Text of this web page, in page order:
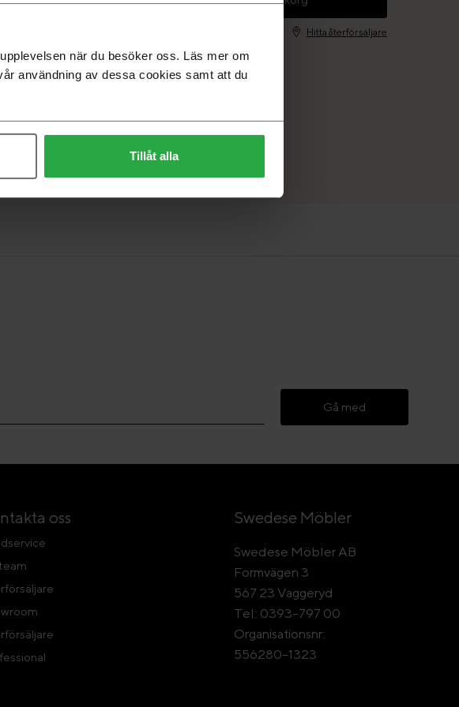
när du besöker oss. Läs mer om
användning av dessa cookies samt att du
Tillåt alla
Hitta återförsäljare
Gå med
oss Swedese Möbler
Swedese Möbler AB
Formvägen 3
567 23 Vaggeryd
Tel: 0393-797 00
Organisationsnr:
556280-1323